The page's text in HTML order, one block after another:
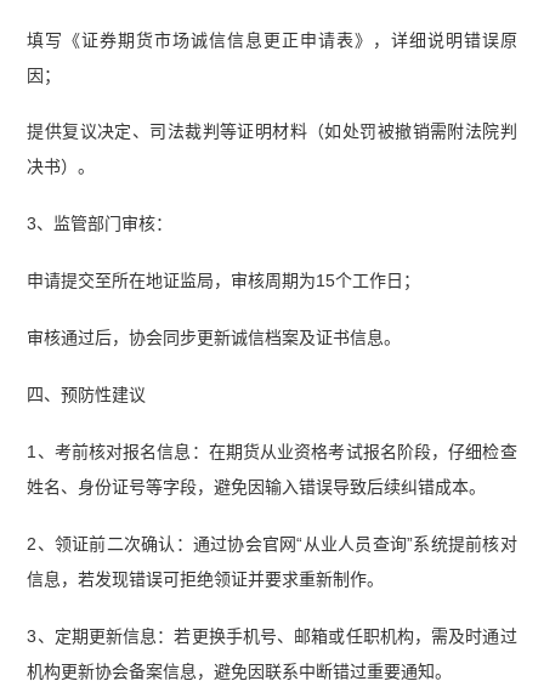
填写《证券期货市场诚信信息更正申请表》，详细说明错误原
因；
提供复议决定、司法裁判等证明材料（如处罚被撤销需附法院判
决书）。
3、监管部门审核：
申请提交至所在地证监局，审核周期为15个工作日；
审核通过后，协会同步更新诚信档案及证书信息。
四、预防性建议
1、考前核对报名信息：在期货从业资格考试报名阶段，仔细检查
姓名、身份证号等字段，避免因输入错误导致后续纠错成本。
2、领证前二次确认：通过协会官网“从业人员查询”系统提前核对
信息，若发现错误可拒绝领证并要求重新制作。
3、定期更新信息：若更换手机号、邮箱或任职机构，需及时通过
机构更新协会备案信息，避免因联系中断错过重要通知。